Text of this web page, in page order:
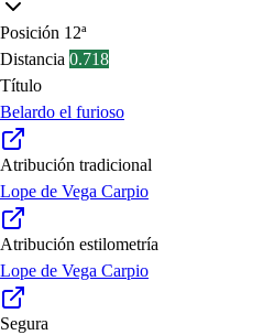
Posición 12ª
Distancia 0.718
Título
Belardo el furioso
Atribución tradicional
Lope de Vega Carpio
Atribución estilometría
Lope de Vega Carpio
Segura